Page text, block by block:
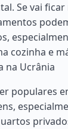
Se vai
cozinha e
na Ucrânia
populares